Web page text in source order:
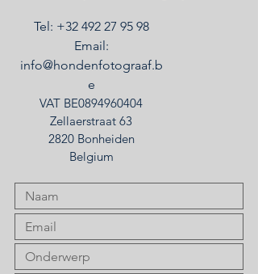
Tel: +32 492 27 95 98
Email:
info@hondenfotograaf.b
e
​VAT BE0894960404
Zellaerstraat 63
2820 Bonheiden
Belgium